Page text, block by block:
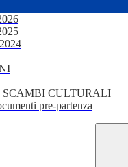
CULTURALI
pre-partenza